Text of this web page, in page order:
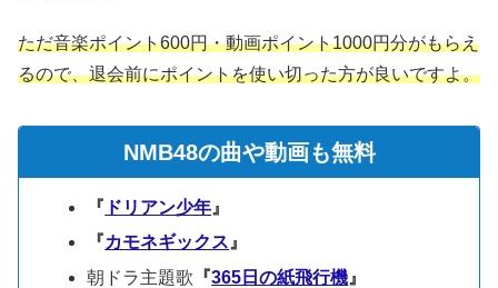
ただ音楽ポイント600円・動画ポイント1000円分がもらえ
るので、退会前にポイントを使い切った方が良いですよ。
NMB48の曲や動画も無料
『 ドリアン少年 』
『 カモネギックス』
朝ドラ主題歌 『365日の紙飛行機 』